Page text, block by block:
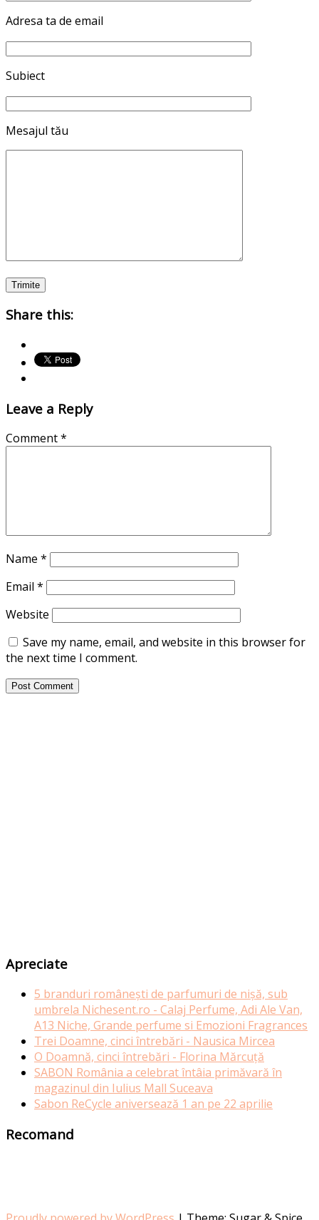
Adresa ta de email
Subiect
Mesajul tău
Share this:
Leave a Reply
Comment*
Name *
Email *
Website
Save my name, email, and website in this browser for
the next time I comment.
Apreciate
5 branduri românești de parfumuri de nișă, sub
umbrela Nichesent.ro - Calaj Perfume, Adi Ale Van,
A13 Niche, Grande perfume si Emozioni Fragrances
Trei Doamne, cinci întrebări - Nausica Mircea
O Doamnă, cinci întrebări - Florina Mărcuță
SABON România a celebrat întâia primăvară în
magazinul din Iulius Mall Suceava
Sabon ReCycle aniversează 1 an pe 22 aprilie
Recomand